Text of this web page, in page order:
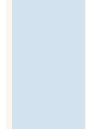
エリア